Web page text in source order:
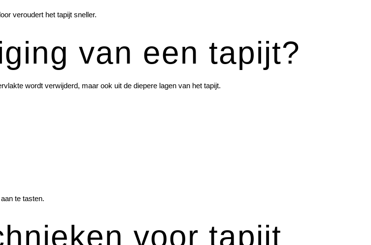
veroudert het tapijt sneller.
van een tapijt?
wordt verwijderd, maar ook uit de diepere lagen van het tapijt.
te tasten.
voor tapijt